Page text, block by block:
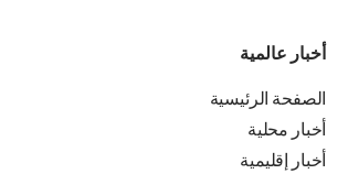
أخبار عالمية
الصفحة الرئيسية
أخبار محلية
أخبار إقليمية